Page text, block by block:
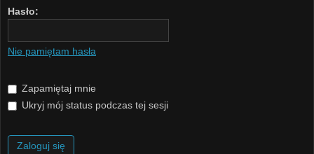
Hasło:
Nie pamiętam hasła
Zapamiętaj mnie
Ukryj mój status podczas tej sesji